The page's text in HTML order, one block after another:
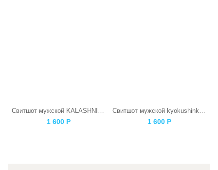
Свитшот мужской KALASHNIKOV
1 600 Р
Свитшот мужской kyokushinkai Каратист
1 600 Р